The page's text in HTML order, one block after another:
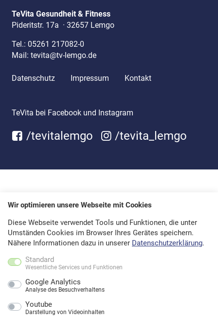
TeVita Gesundheit & Fitness
Pideritstr. 17a · 32657 Lemgo
Tel.: 05261 217082-0
Mail: tevita@tv-lemgo.de
Datenschutz Impressum Kontakt
TeVita bei Facebook und Instagram
/tevitalemgo /tevita_lemgo
Wir optimieren unsere Webseite mit Cookies
Diese Webseite verwendet Tools und Funktionen, die unter
Umständen Cookies im Browser Ihres Gerätes speichern.
Nähere Informationen dazu in unserer Datenschutzerklärung.
Standard
Wesentliche Services und Funktionen
Google Analytics
Analyse des Besuchverhaltens
Youtube
Darstellung von Videoinhalten